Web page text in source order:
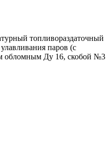
топливораздаточный
паров (с
обломным Ду 16, скобой №3